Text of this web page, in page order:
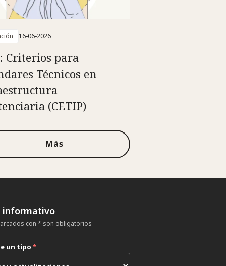
16-06-2026
Criterios para
Técnicos en
(CETIP)
Más
informativo
con * son obligatorios
un tipo *